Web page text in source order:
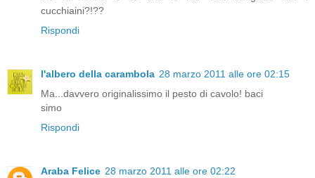
cucchiaini?!??
Rispondi
l'albero della carambola 28 marzo 2011 alle ore 02:15
Ma...davvero originalissimo il pesto di cavolo! baci
simo
Rispondi
Araba Felice 28 marzo 2011 alle ore 02:22